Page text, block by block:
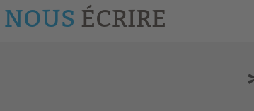
NOUS ÉCRIRE